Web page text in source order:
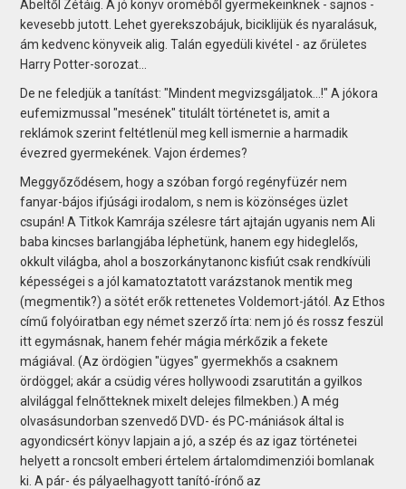
Ábeltől Zétáig. A jó könyv öröméből gyermekeinknek - sajnos -
kevesebb jutott. Lehet gyerekszobájuk, biciklijük és nyaralásuk,
ám kedvenc könyveik alig. Talán egyedüli kivétel - az őrületes
Harry Potter-sorozat...
De ne feledjük a tanítást: "Mindent megvizsgáljatok...!" A jókora
eufemizmussal "mesének" titulált történetet is, amit a
reklámok szerint feltétlenül meg kell ismernie a harmadik
évezred gyermekének. Vajon érdemes?
Meggyőződésem, hogy a szóban forgó regényfüzér nem
fanyar-bájos ifjúsági irodalom, s nem is közönséges üzlet
csupán! A Titkok Kamrája szélesre tárt ajtaján ugyanis nem Ali
baba kincses barlangjába léphetünk, hanem egy hideglelős,
okkult világba, ahol a boszorkánytanonc kisfiút csak rendkívüli
képességei s a jól kamatoztatott varázstanok mentik meg
(megmentik?) a sötét erők rettenetes Voldemort-jától. Az Ethos
című folyóiratban egy német szerző írta: nem jó és rossz feszül
itt egymásnak, hanem fehér mágia mérkőzik a fekete
mágiával. (Az ördögien "ügyes" gyermekhős a csaknem
ördöggel; akár a csüdig véres hollywoodi zsarutitán a gyilkos
alvilággal felnőtteknek mixelt delejes filmekben.) A még
olvasásundorban szenvedő DVD- és PC-mániások által is
agyondicsért könyv lapjain a jó, a szép és az igaz történetei
helyett a roncsolt emberi értelem ártalomdimenziói bomlanak
ki. A pár- és pályaelhagyott tanító-írónő az